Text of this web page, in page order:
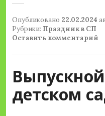
Опубликовано 22.02.2024
Рубрики: Праздник в СП
Оставить комментарий
детском